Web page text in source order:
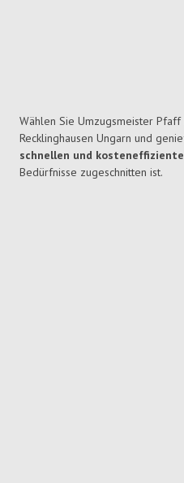
Wählen Sie Umzugsmeister
Recklinghausen Ungarn und
schnellen und
Bedürfnisse zugeschnitten ist.